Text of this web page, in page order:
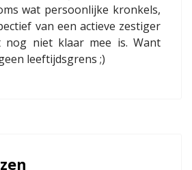
wat persoonlijke kronkels,
van een actieve zestiger
nog niet klaar mee is. Want
leeftijdsgrens ;)